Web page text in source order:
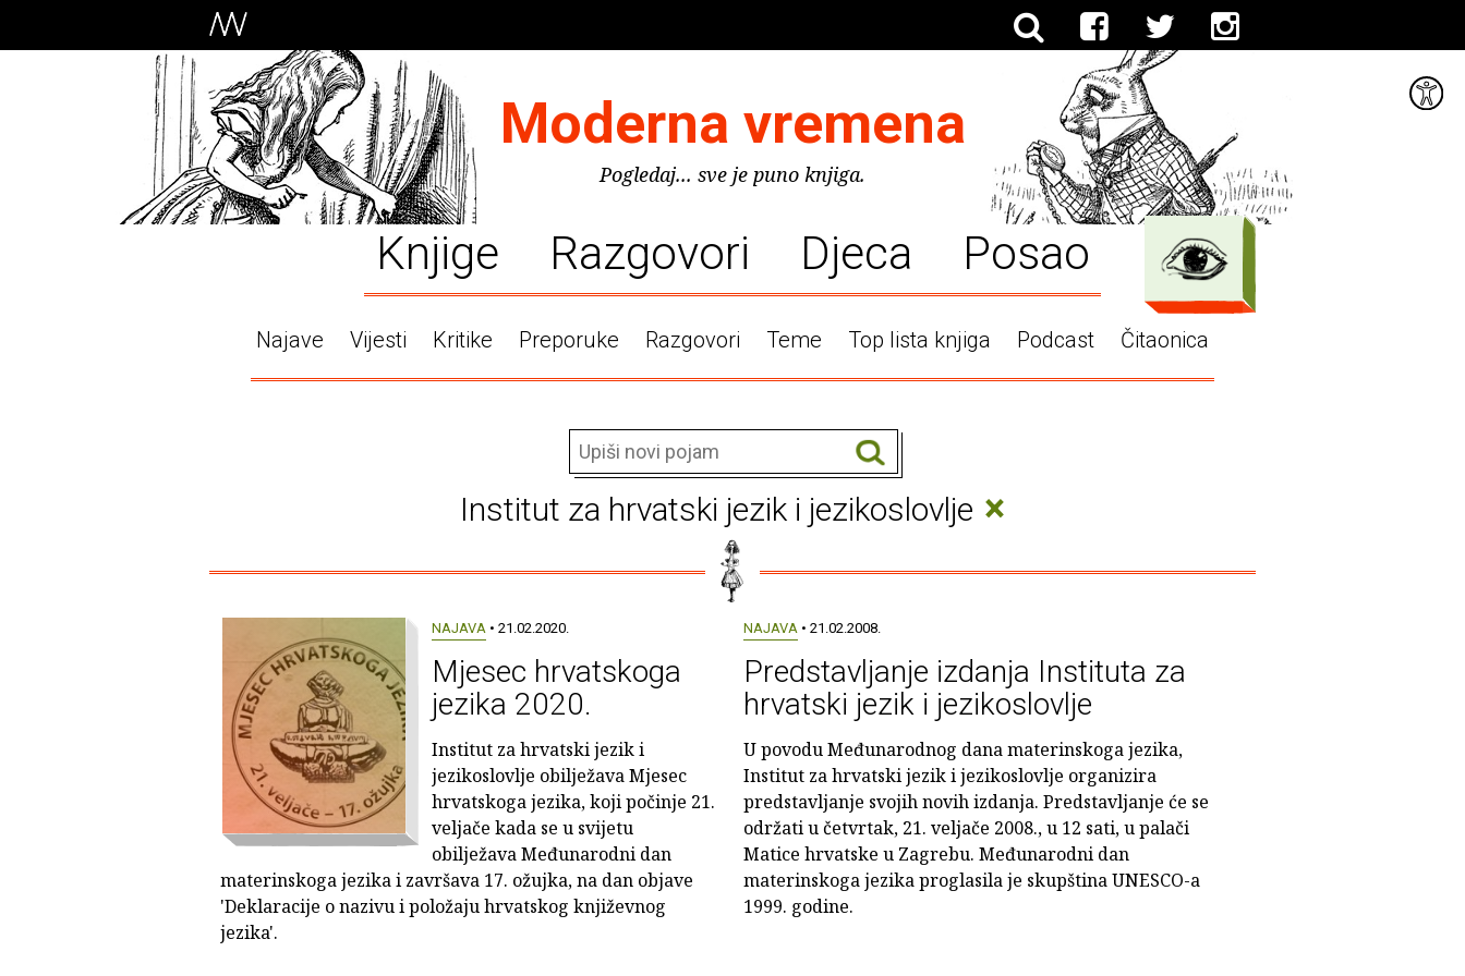
Moderna vremena
Pogledaj... sve je puno knjiga.
Knjige Razgovori Djeca Posao
Najave Vijesti Kritike Preporuke Razgovori Teme Top lista knjiga Podcast Čitaonica
Institut za hrvatski jezik i jezikoslovlje ×
NAJAVA • 21.02.2020.
Mjesec hrvatskoga
jezika 2020.
Institut za hrvatski jezik i
jezikoslovlje obilježava Mjesec
hrvatskoga jezika, koji počinje 21.
veljače kada se u svijetu
obilježava Međunarodni dan
materinskoga jezika i završava 17. ožujka, na dan objave
'Deklaracije o nazivu i položaju hrvatskog književnog
jezika'.
NAJAVA• 21.02.2008.
Predstavljanje izdanja Instituta za
hrvatski jezik i jezikoslovlje
U povodu Međunarodnog dana materinskoga jezika,
Institut za hrvatski jezik i jezikoslovlje organizira
predstavljanje svojih novih izdanja. Predstavljanje će se
održati u četvrtak, 21. veljače 2008., u 12 sati, u palači
Matice hrvatske u Zagrebu. Međunarodni dan
materinskoga jezika proglasila je skupština UNESCO-a
1999. godine.